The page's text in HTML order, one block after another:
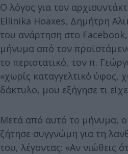
Ο λόγος για τον
Ellinika Hoaxes, Δημήτρη
του ανάρτηση στο
μήνυμα από τον
το περιστατικό, τον π.
«χωρίς καταγγελτικό ύφος,
δάκτυλο, μου εξήγησε τι
Μετά από αυτό το μήνυμα,
ζήτησε συγγνώμη για τη
του, λέγοντας: «Αν νιώθεις